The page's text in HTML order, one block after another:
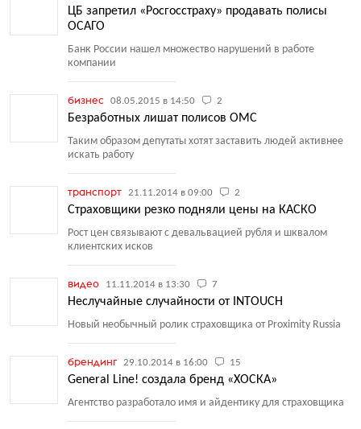
ЦБ запретил «Росгосстраху» продавать полисы
ОСАГО
Банк России нашел множество нарушений в работе
компании
бизнес 08.05.2015 в 14:50 2
Безработных лишат полисов ОМС
Таким образом депутаты хотят заставить людей активнее
искать работу
транспорт 21.11.2014 в 09:00 2
Страховщики резко подняли цены на КАСКО
Рост цен связывают с девальвацией рубля и шквалом
клиентских исков
видео 11.11.2014 в 13:30 7
Неслучайные случайности от INTOUCH
Новый необычный ролик страховщика от Proximity Russia
брендинг 29.10.2014 в 16:00 15
General Line! создала бренд «ХОСКА»
Агентство разработало имя и айдентику для страховщика